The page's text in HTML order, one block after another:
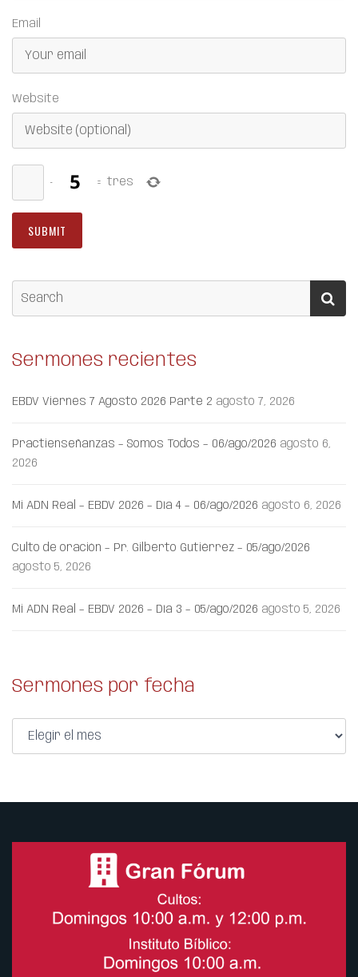
Email
Website
− = tres
Sermones recientes
EBDV Viernes 7 Agosto 2026 Parte 2 agosto 7, 2026
Practienseñanzas – Somos Todos – 06/ago/2026 agosto 6,
2026
Mi ADN Real – EBDV 2026 – Día 4 – 06/ago/2026 agosto 6, 2026
Culto de oración – Pr. Gilberto Gutiérrez – 05/ago/2026
agosto 5, 2026
Mi ADN Real – EBDV 2026 – Día 3 – 05/ago/2026 agosto 5, 2026
Sermones por fecha